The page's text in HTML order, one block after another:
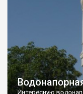
Интересную